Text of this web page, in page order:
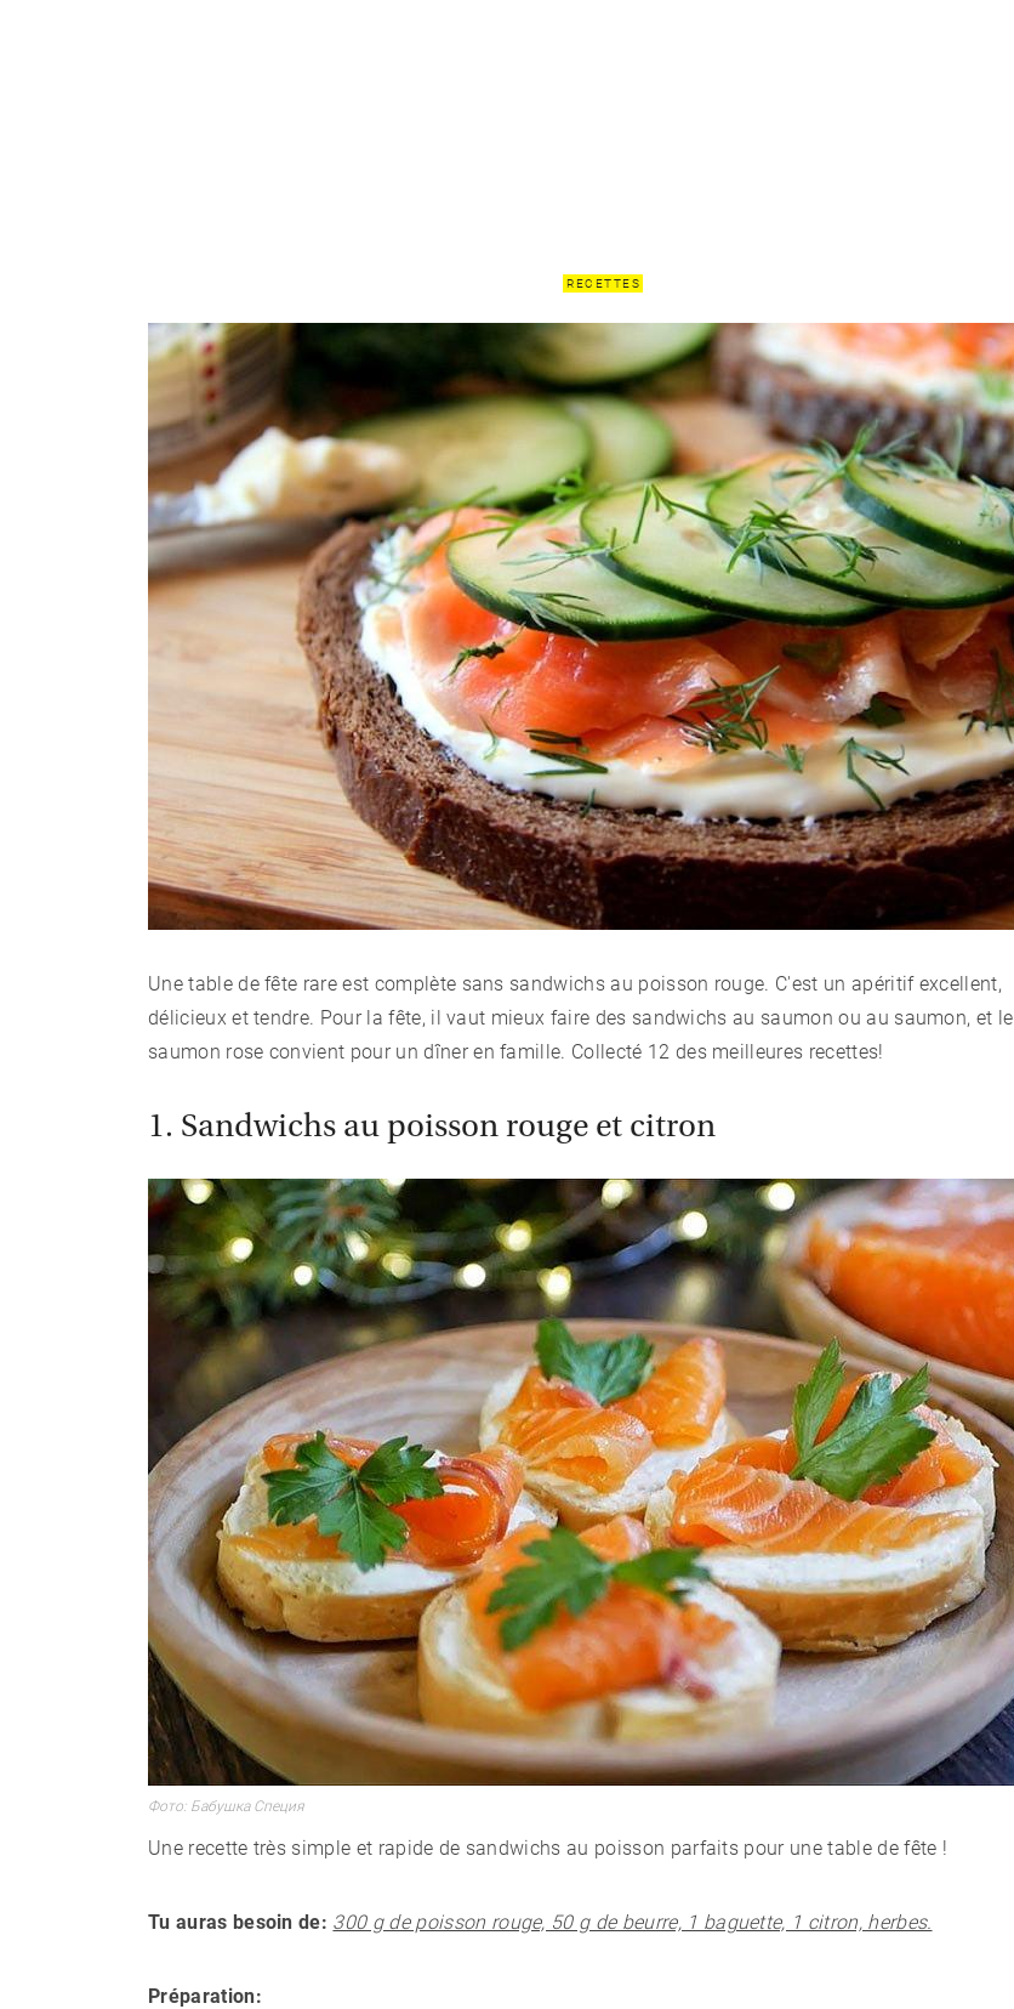
RECETTES
Une table de fête rare est complète sans sandwichs au poisson rouge. C'est un apéritif excellent,
délicieux et tendre. Pour la fête, il vaut mieux faire des sandwichs au saumon ou au saumon, et le
saumon rose convient pour un dîner en famille. Collecté 12 des meilleures recettes!
1. Sandwichs au poisson rouge et citron
Une recette très simple et rapide de sandwichs au poisson parfaits pour une table de fête !
Tu auras besoin de: 300 g de poisson rouge, 50 g de beurre, 1 baguette, 1 citron, herbes.
Préparation:
CÉLÉBRITÉS
LA BEAUTÉ
MODE DE VIE
MAISON ET FAMILLE
RECETTES
CHALET D'ÉTÉ ET JARDIN